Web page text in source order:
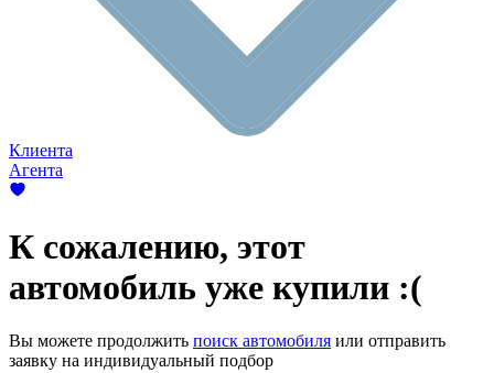
Клиента
Агента
К сожалению, этот
автомобиль уже купили :(
Вы можете продолжить поиск автомобиля или отправить
заявку на индивидуальный подбор